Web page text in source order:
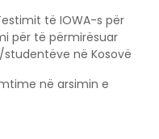
të IOWA-s për
për të përmirësuar
në Kosovë
në arsimin e